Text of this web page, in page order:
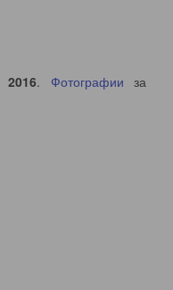
2016. Фотографииза